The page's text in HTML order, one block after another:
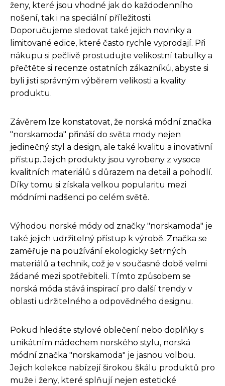
ženy, které jsou vhodné jak do každodenního
nošení, tak i na speciální příležitosti.
Doporučujeme sledovat také jejich novinky a
limitované edice, které často rychle vyprodají. Při
nákupu si pečlivě prostudujte velikostní tabulky a
přečtěte si recenze ostatních zákazníků, abyste si
byli jisti správným výběrem velikosti a kvality
produktu.
Závěrem lze konstatovat, že norská módní značka
"norskamoda" přináší do světa mody nejen
jedinečný styl a design, ale také kvalitu a inovativní
přístup. Jejich produkty jsou vyrobeny z vysoce
kvalitních materiálů s důrazem na detail a pohodlí.
Díky tomu si získala velkou popularitu mezi
módními nadšenci po celém světě.
Výhodou norské módy od značky "norskamoda" je
také jejich udržitelný přístup k výrobě. Značka se
zaměřuje na používání ekologicky šetrných
materiálů a technik, což je v současné době velmi
žádané mezi spotřebiteli. Tímto způsobem se
norská móda stává inspirací pro další trendy v
oblasti udržitelného a odpovědného designu.
Pokud hledáte stylové oblečení nebo doplňky s
unikátním nádechem norského stylu, norská
módní značka "norskamoda" je jasnou volbou.
Jejich kolekce nabízejí širokou škálu produktů pro
muže i ženy, které splňují nejen estetické